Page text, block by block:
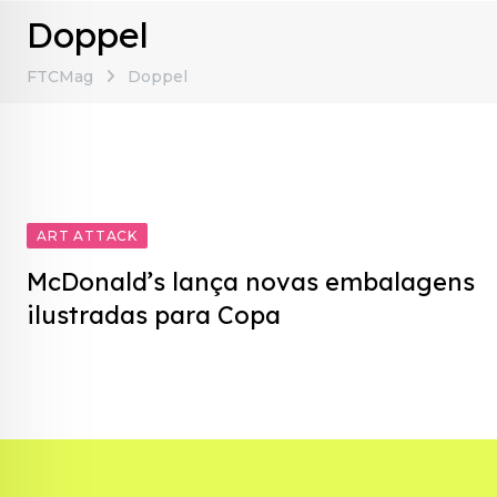
Doppel
FTCMag Doppel
ART ATTACK
McDonald’s lança novas embalagens
ilustradas para Copa